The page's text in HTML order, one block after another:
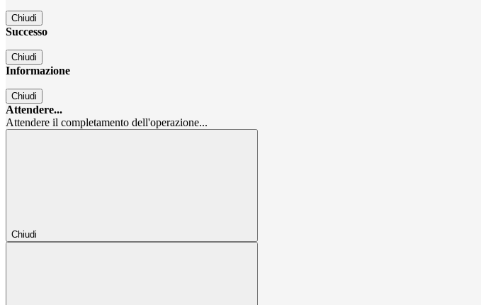
Chiudi
Successo
Chiudi
Informazione
Chiudi
Attendere...
Attendere il completamento dell'operazione...
Chiudi